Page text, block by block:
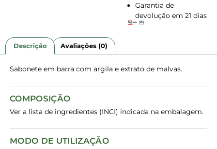
Garantia de
devolução em 21 dias
Descrição Avaliações (0)
Sabonete em barra com argila e extrato de malvas.
COMPOSIÇÃO
Ver a lista de ingredientes (INCI) indicada na embalagem.
MODO DE UTILIZAÇÃO